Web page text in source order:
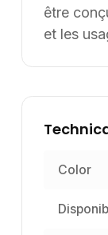
être
et les
Color